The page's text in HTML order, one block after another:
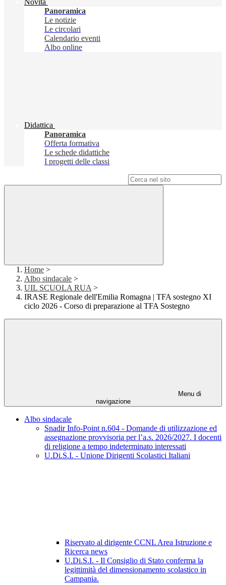
Novità
Panoramica
Le notizie
Le circolari
Calendario eventi
Albo online
Didattica
Panoramica
Offerta formativa
Le schede didattiche
I progetti delle classi
Home >
Albo sindacale >
UIL SCUOLA RUA >
IRASE Regionale dell'Emilia Romagna | TFA sostegno XI
ciclo 2026 - Corso di preparazione al TFA Sostegno
Menu di
navigazione
Albo sindacale
Snadir Info-Point n.604 - Domande di utilizzazione ed
assegnazione provvisoria per l’a.s. 2026/2027. I docenti
di religione a tempo indeterminato interessati
U.Di.S.I. - Unione Dirigenti Scolastici Italiani
Riservato al dirigente CCNL Area Istruzione e
Ricerca news
U.Di.S.I. - Il Consiglio di Stato conferma la
legittimità del dimensionamento scolastico in
Campania.